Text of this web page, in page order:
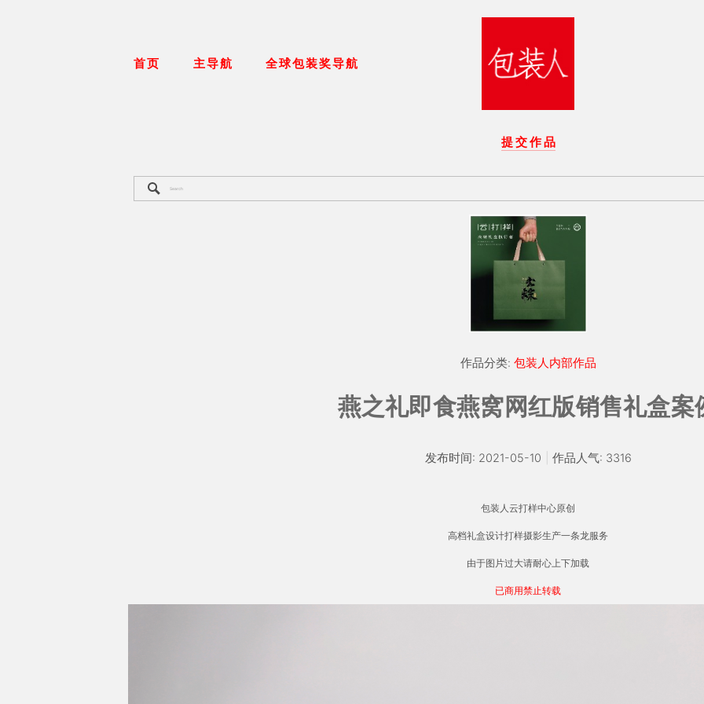
首页 主导航 全球包装奖导航
提 交 作 品
作品分类: 包装人内部作品
燕之礼即食燕窝网红版销售礼盒案
发布时间: 2021-05-10 作品人气: 3316
包装人云打样中心原创
高档礼盒设计打样摄影生产一条龙服务
由于图片过大请耐心上下加载
已商用禁止转载